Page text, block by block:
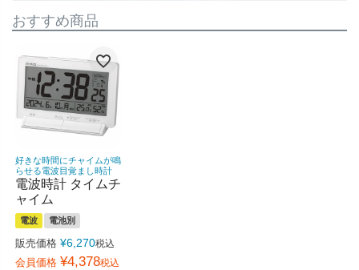
おすすめ商品
好きな時間にチャイムが鳴
らせる電波目覚まし時計
電波時計 タイムチ
ャイム
電波 電池別
販売価格 ¥6,270税込
会員価格 ¥4,378税込